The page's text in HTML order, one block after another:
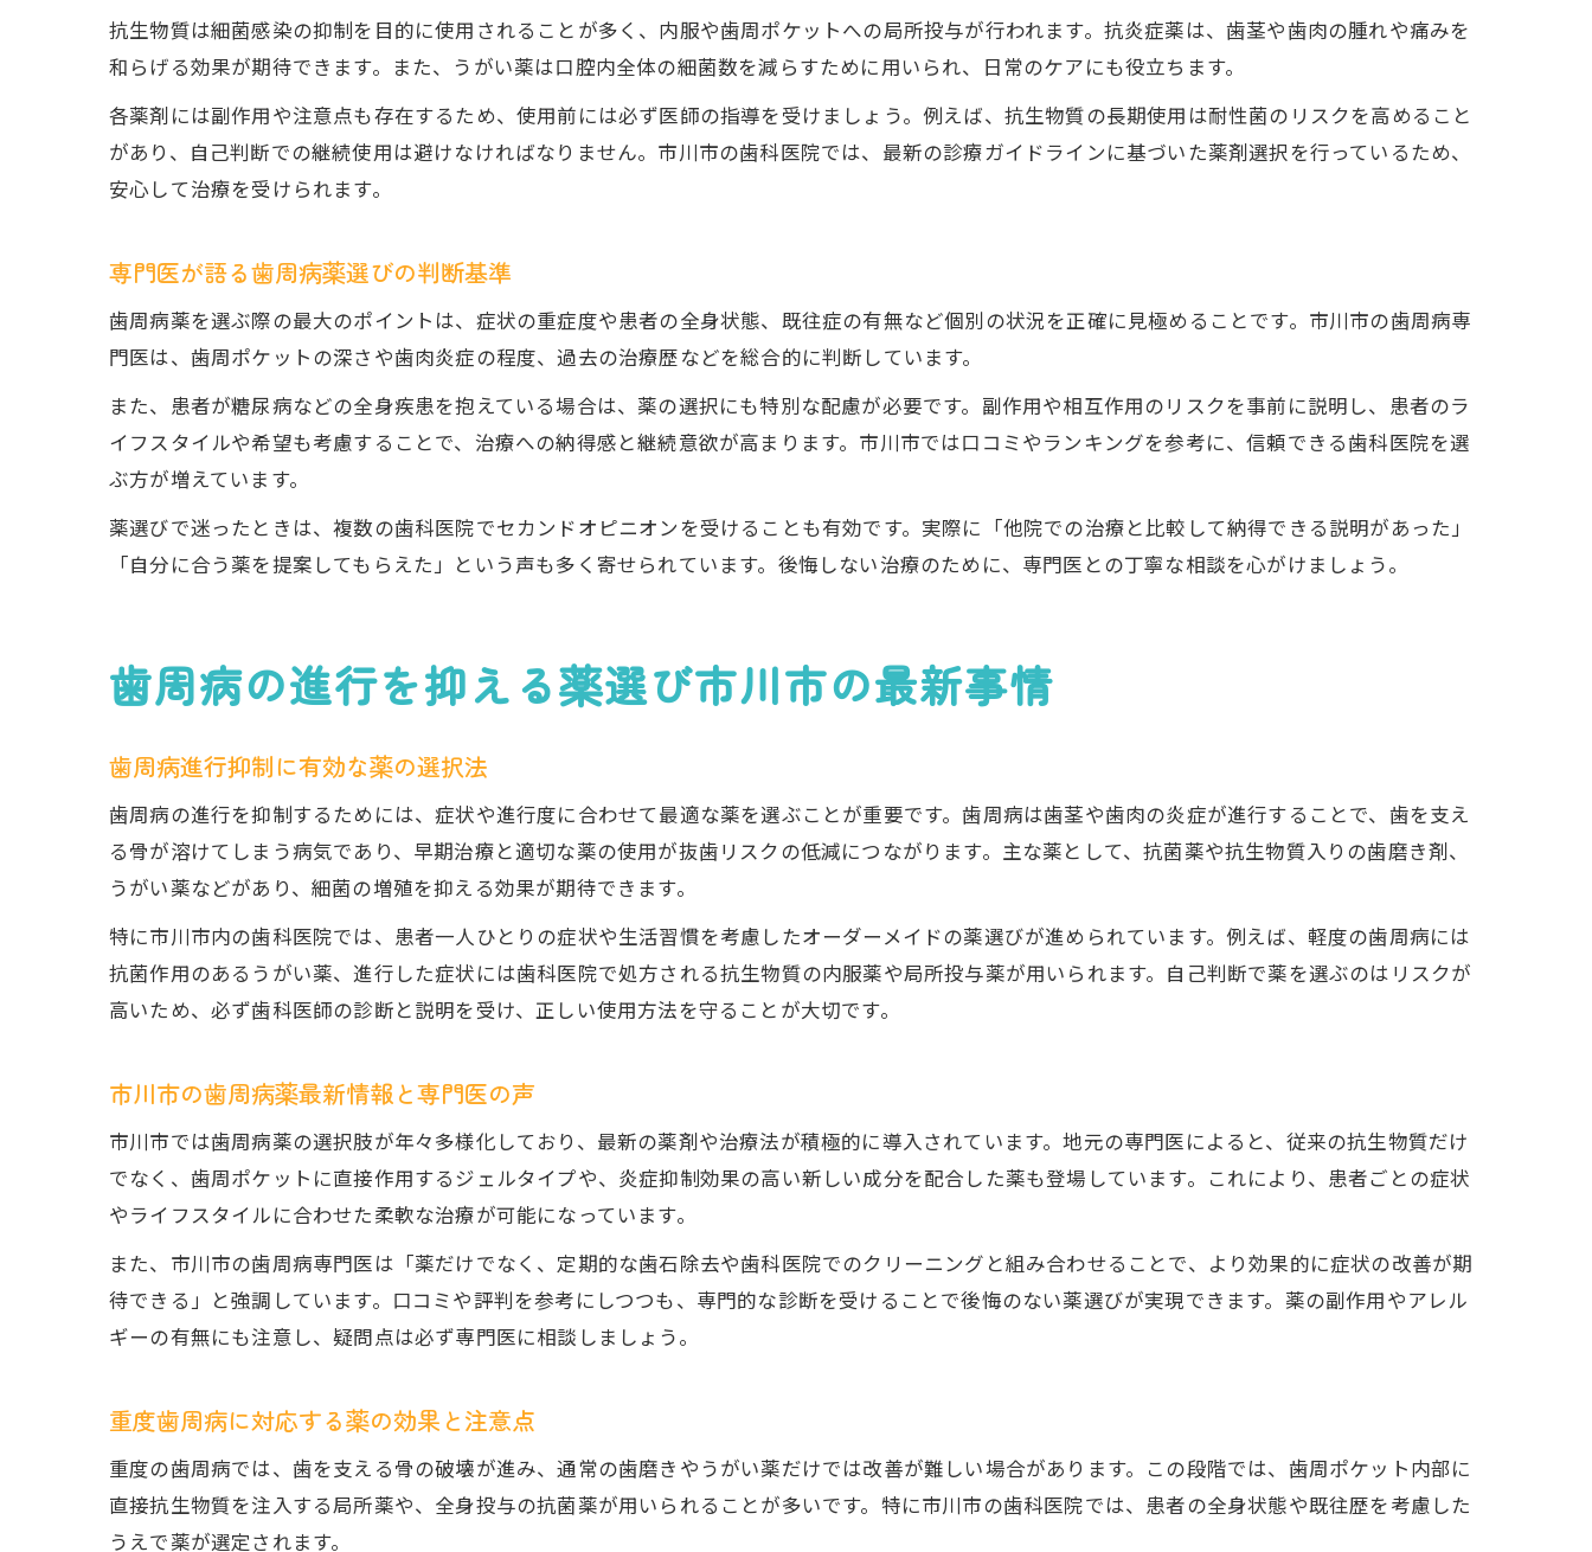
抗生物質は細菌感染の抑制を目的に使用されることが多く、内服や歯周ポケットへの局所投与が行われます。抗炎症薬は、歯茎や歯肉の腫れや痛みを
和らげる効果が期待できます。また、うがい薬は口腔内全体の細菌数を減らすために用いられ、日常のケアにも役立ちます。
各薬剤には副作用や注意点も存在するため、使用前には必ず医師の指導を受けましょう。例えば、抗生物質の長期使用は耐性菌のリスクを高めること
があり、自己判断での継続使用は避けなければなりません。市川市の歯科医院では、最新の診療ガイドラインに基づいた薬剤選択を行っているため、
安心して治療を受けられます。
専門医が語る歯周病薬選びの判断基準
歯周病薬を選ぶ際の最大のポイントは、症状の重症度や患者の全身状態、既往症の有無など個別の状況を正確に見極めることです。市川市の歯周病専
門医は、歯周ポケットの深さや歯肉炎症の程度、過去の治療歴などを総合的に判断しています。
また、患者が糖尿病などの全身疾患を抱えている場合は、薬の選択にも特別な配慮が必要です。副作用や相互作用のリスクを事前に説明し、患者のラ
イフスタイルや希望も考慮することで、治療への納得感と継続意欲が高まります。市川市では口コミやランキングを参考に、信頼できる歯科医院を選
ぶ方が増えています。
薬選びで迷ったときは、複数の歯科医院でセカンドオピニオンを受けることも有効です。実際に「他院での治療と比較して納得できる説明があった」
「自分に合う薬を提案してもらえた」という声も多く寄せられています。後悔しない治療のために、専門医との丁寧な相談を心がけましょう。
歯周病の進行を抑える薬選び市川市の最新事情
歯周病進行抑制に有効な薬の選択法
歯周病の進行を抑制するためには、症状や進行度に合わせて最適な薬を選ぶことが重要です。歯周病は歯茎や歯肉の炎症が進行することで、歯を支え
る骨が溶けてしまう病気であり、早期治療と適切な薬の使用が抜歯リスクの低減につながります。主な薬として、抗菌薬や抗生物質入りの歯磨き剤、
うがい薬などがあり、細菌の増殖を抑える効果が期待できます。
特に市川市内の歯科医院では、患者一人ひとりの症状や生活習慣を考慮したオーダーメイドの薬選びが進められています。例えば、軽度の歯周病には
抗菌作用のあるうがい薬、進行した症状には歯科医院で処方される抗生物質の内服薬や局所投与薬が用いられます。自己判断で薬を選ぶのはリスクが
高いため、必ず歯科医師の診断と説明を受け、正しい使用方法を守ることが大切です。
市川市の歯周病薬最新情報と専門医の声
市川市では歯周病薬の選択肢が年々多様化しており、最新の薬剤や治療法が積極的に導入されています。地元の専門医によると、従来の抗生物質だけ
でなく、歯周ポケットに直接作用するジェルタイプや、炎症抑制効果の高い新しい成分を配合した薬も登場しています。これにより、患者ごとの症状
やライフスタイルに合わせた柔軟な治療が可能になっています。
また、市川市の歯周病専門医は「薬だけでなく、定期的な歯石除去や歯科医院でのクリーニングと組み合わせることで、より効果的に症状の改善が期
待できる」と強調しています。口コミや評判を参考にしつつも、専門的な診断を受けることで後悔のない薬選びが実現できます。薬の副作用やアレル
ギーの有無にも注意し、疑問点は必ず専門医に相談しましょう。
重度歯周病に対応する薬の効果と注意点
重度の歯周病では、歯を支える骨の破壊が進み、通常の歯磨きやうがい薬だけでは改善が難しい場合があります。この段階では、歯周ポケット内部に
直接抗生物質を注入する局所薬や、全身投与の抗菌薬が用いられることが多いです。特に市川市の歯科医院では、患者の全身状態や既往歴を考慮した
うえで薬が選定されます。